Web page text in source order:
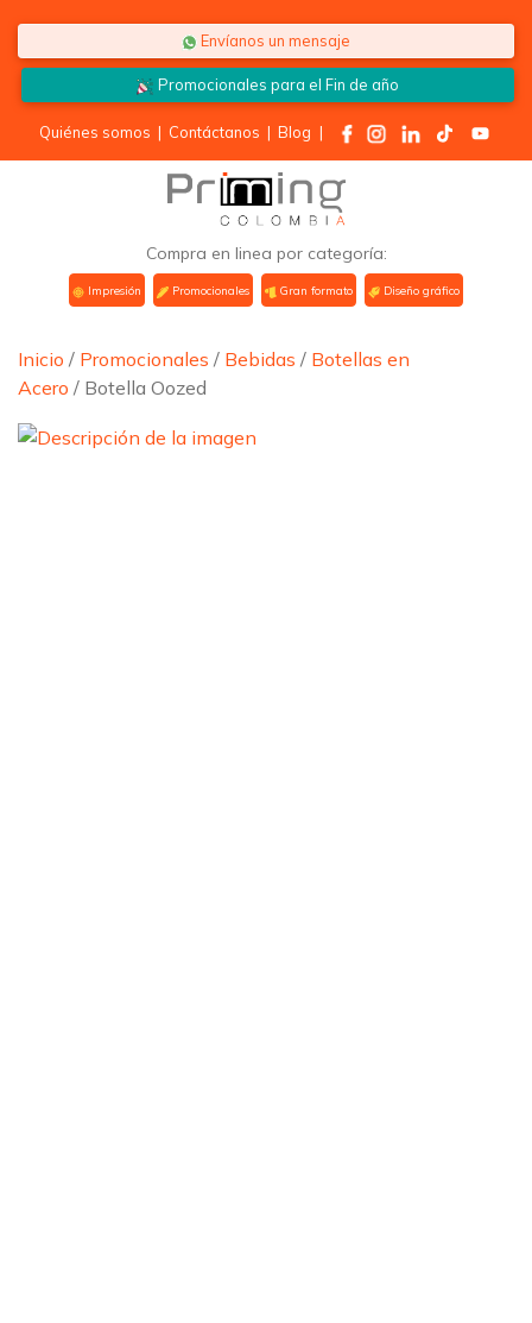
Envíanos un mensaje
Promocionales para elFin de año
Quiénes somos | Contáctanos | Blog |
Compra en linea por categoría:
Impresión Promocionales Gran formato Diseño gráfico
Inicio / Promocionales / Bebidas / Botellas en
Acero / Botella Oozed